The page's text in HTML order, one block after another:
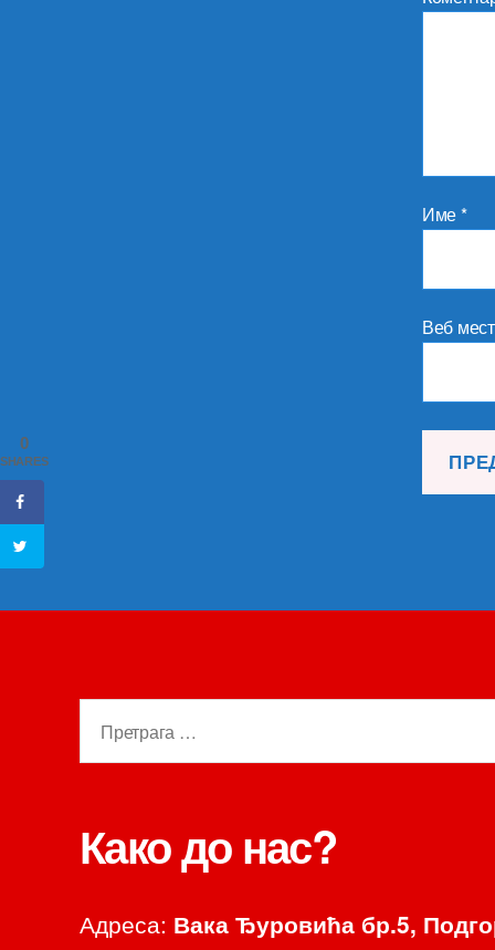
Име*
Веб
Како до нас?
Адреса: Вака Ђуровића бр.5,
0
SHARES